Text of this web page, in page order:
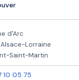
d'Arc
Lorraine
Saint-Martin
10 05 75